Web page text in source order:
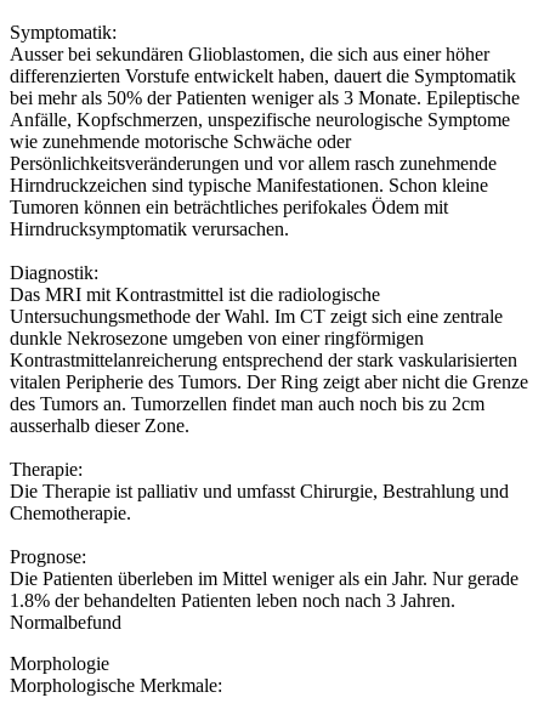
Symptomatik:
Ausser bei sekundären Glioblastomen, die sich aus einer höher
differenzierten Vorstufe entwickelt haben, dauert die Symptomatik
bei mehr als 50% der Patienten weniger als 3 Monate. Epileptische
Anfälle, Kopfschmerzen, unspezifische neurologische Symptome
wie zunehmende motorische Schwäche oder
Persönlichkeitsveränderungen und vor allem rasch zunehmende
Hirndruckzeichen sind typische Manifestationen. Schon kleine
Tumoren können ein beträchtliches perifokales Ödem mit
Hirndrucksymptomatik verursachen.
Diagnostik:
Das MRI mit Kontrastmittel ist die radiologische
Untersuchungsmethode der Wahl. Im CT zeigt sich eine zentrale
dunkle Nekrosezone umgeben von einer ringförmigen
Kontrastmittelanreicherung entsprechend der stark vaskularisierten
vitalen Peripherie des Tumors. Der Ring zeigt aber nicht die Grenze
des Tumors an. Tumorzellen findet man auch noch bis zu 2cm
ausserhalb dieser Zone.
Therapie:
Die Therapie ist palliativ und umfasst Chirurgie, Bestrahlung und
Chemotherapie.
Prognose:
Die Patienten überleben im Mittel weniger als ein Jahr. Nur gerade
1.8% der behandelten Patienten leben noch nach 3 Jahren.
Normalbefund
Morphologie
Morphologische Merkmale: